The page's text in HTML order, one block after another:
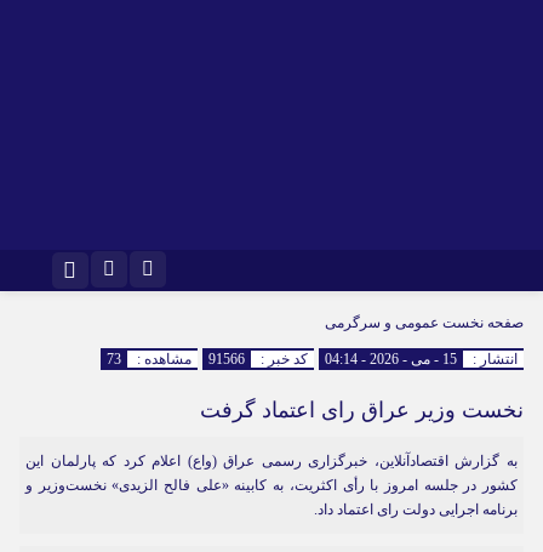
اینستاگرام
صفحه نخست عمومی و سرگرمی
انتشار : 15 - می - 2026 - 04:14 کد خبر : 91566 مشاهده : 73
نخست وزیر عراق رای اعتماد گرفت
به گزارش اقتصادآنلاین، خبرگزاری رسمی عراق (واع) اعلام کرد که پارلمان این
کشور در جلسه امروز با رأی اکثریت، به کابینه «علی فالح الزیدی» نخست‌وزیر و
برنامه اجرایی دولت رای اعتماد داد.